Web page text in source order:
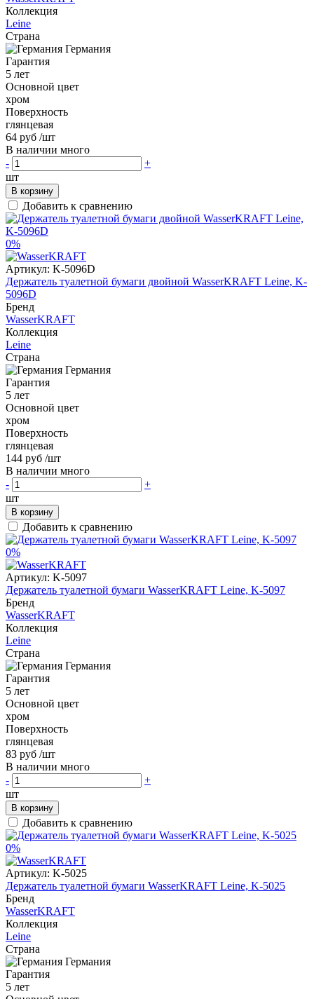
Коллекция
Leine
Страна
Германия
Гарантия
5 лет
Основной цвет
хром
Поверхность
глянцевая
64 руб /шт
В наличии много
-
+
шт
В корзину
Добавить к сравнению
0%
Артикул: K-5096D
Держатель туалетной бумаги двойной WasserKRAFT Leine, K-
5096D
Бренд
WasserKRAFT
Коллекция
Leine
Страна
Германия
Гарантия
5 лет
Основной цвет
хром
Поверхность
глянцевая
144 руб /шт
В наличии много
-
+
шт
В корзину
Добавить к сравнению
0%
Артикул: K-5097
Держатель туалетной бумаги WasserKRAFT Leine, K-5097
Бренд
WasserKRAFT
Коллекция
Leine
Страна
Германия
Гарантия
5 лет
Основной цвет
хром
Поверхность
глянцевая
83 руб /шт
В наличии много
-
+
шт
В корзину
Добавить к сравнению
0%
Артикул: K-5025
Держатель туалетной бумаги WasserKRAFT Leine, K-5025
Бренд
WasserKRAFT
Коллекция
Leine
Страна
Германия
Гарантия
5 лет